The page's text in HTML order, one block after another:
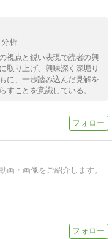
析
視点と鋭い表現で読者の興
取り上げ、興味深く深堀り
に、一歩踏み込んだ見解を
すことを意識している。
画・画像をご紹介します。